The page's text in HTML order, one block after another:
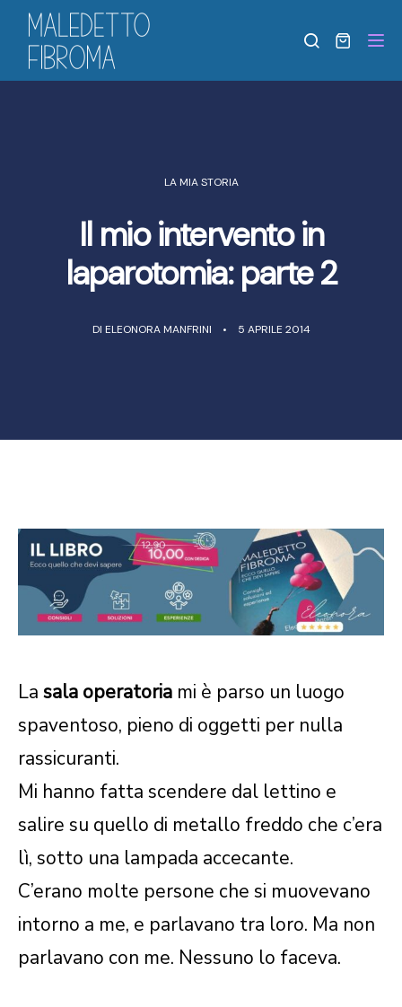
LA MIA STORIA
Il mio intervento in
laparotomia: parte 2
DI ELEONORA MANFRINI 5 APRILE 2014
La sala operatoria mi è parso un luogo
spaventoso, pieno di oggetti per nulla
rassicuranti.
Mi hanno fatta scendere dal lettino e
salire su quello di metallo freddo che c’era
lì, sotto una lampada accecante.
C’erano molte persone che si muovevano
intorno a me, e parlavano tra loro. Ma non
parlavano con me. Nessuno lo faceva.